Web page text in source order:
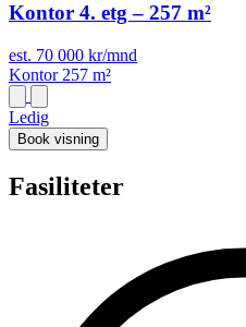
Kontor 4. etg – 257 m²
est. 70 000 kr/mnd
Kontor 257 m²
Ledig
Book visning
Fasiliteter